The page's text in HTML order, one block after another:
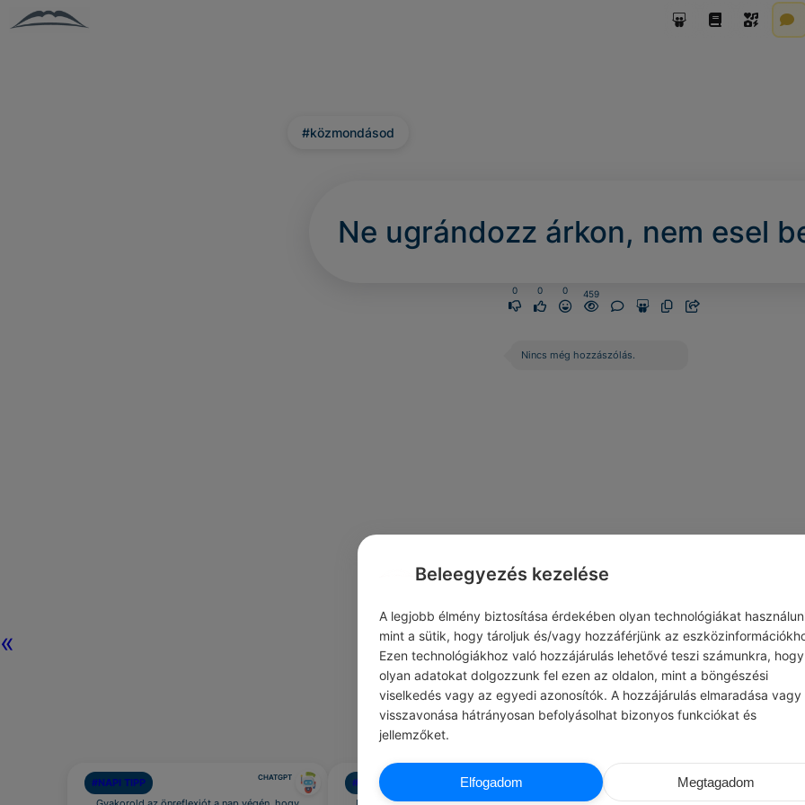
«
#közmondásod
Ne ugrándozz árkon, nem esel
0 0 0 459
Nincs még hozzászólás.
#NAPI TIPP CHATGPT #AJÁNLOTT NAPI JÓCSELEKEDET #ILLEMSZABÁLYOK
Beleegyezés kezelése
A legjobb élmény biztosítása érdekében olyan technológiákat
mint a sütik, hogy tároljuk és/vagy hozzáférjünk az
Ezen technológiákhoz való hozzájárulás lehetővé teszi számunkra, hogy
olyan adatokat dolgozzunk fel ezen az oldalon, mint a böngészési
viselkedés vagy az egyedi azonosítók. A hozzájárulás elmaradása vagy
visszavonása hátrányosan befolyásolhat bizonyos funkciókat és
jellemzőket.
Elfogadom Megtagadom